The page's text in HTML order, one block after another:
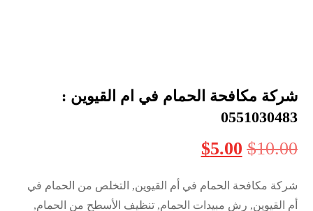
شركة مكافحة الحمام في ام القيوين :
0551030483
$10.00
$5.00
شركة مكافحة الحمام في أم القيوين, التخلص من الحمام في
أم القيوين, رش مبيدات الحمام, تنظيف الأسطح من الحمام,